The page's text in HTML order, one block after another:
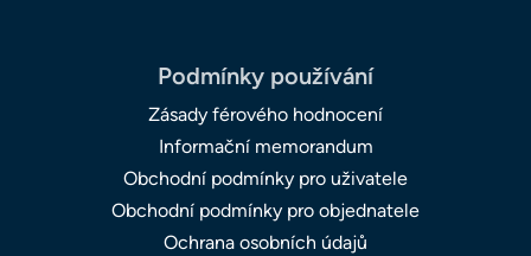
Podmínky používání
Zásady férového hodnocení
Informační memorandum
Obchodní podmínky pro uživatele
Obchodní podmínky pro objednatele
Ochrana osobních údajů